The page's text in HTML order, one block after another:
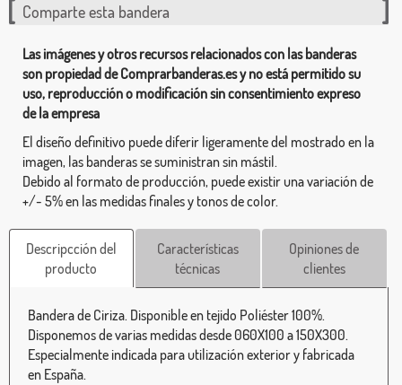
Comparte esta bandera
Las imágenes y otros recursos relacionados con las banderas
son propiedad de Comprarbanderas.es y no está permitido su
uso, reproducción o modificación sin consentimiento expreso
de la empresa
El diseño definitivo puede diferir ligeramente del mostrado en la
imagen, las banderas se suministran sin mástil.
Debido al formato de producción, puede existir una variación de
+/- 5% en las medidas finales y tonos de color.
Descripcción del
producto
Características
técnicas
Opiniones de
clientes
Bandera de Ciriza. Disponible en tejido Poliéster 100%.
Disponemos de varias medidas desde 060X100 a 150X300.
Especialmente indicada para utilización exterior y fabricada
en España.